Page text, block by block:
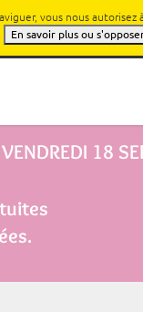
VENDREDI 18
vous nous autorisez
En savoir plus ou